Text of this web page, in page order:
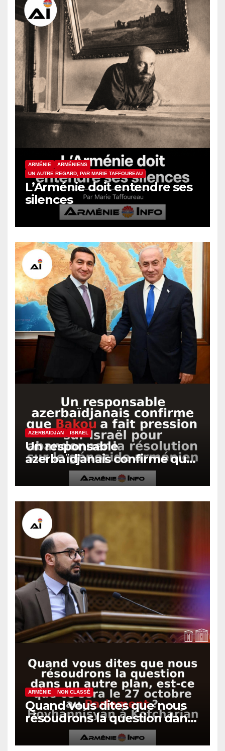
ARMÉNIE
ARMÉNIENS
UN AUTRE REGARD, PAR MARIE TAFFOUREAU
L’Arménie doit entendre ses
silences
AZERBAÏDJAN ISRAËL
Un responsable
azerbaïdjanais confirme que
Bakou a fait pression sur
Israël pour abandonner la
arménien
ARMÉNIE NON CLASSÉ
Quand vous dites que nous
résoudrons la question dans
un autre plan, est-ce que ce
sera le 27 octobre au